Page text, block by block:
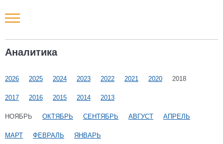
Аналитика
2026 2025 2024 2023 2022 2021 2020 2018
2017 2016 2015 2014 2013
НОЯБРЬ ОКТЯБРЬ СЕНТЯБРЬ АВГУСТ АПРЕЛЬ
МАРТ ФЕВРАЛЬ ЯНВАРЬ
Новости РФ
Наши мероприятия
Статьи